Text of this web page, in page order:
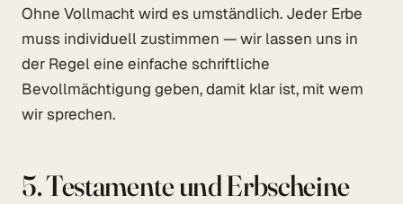
Ohne Vollmacht wird es umständlich. Jeder Erbe
muss individuell zustimmen — wir lassen uns in
der Regel eine einfache schriftliche
Bevollmächtigung geben, damit klar ist, mit wem
wir sprechen.
5. Testamente und Erbscheine